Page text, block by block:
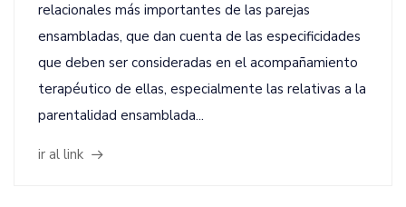
relacionales más importantes de las parejas
ensambladas, que dan cuenta de las especificidades
que deben ser consideradas en el acompañamiento
terapéutico de ellas, especialmente las relativas a la
parentalidad ensamblada...
ir al link